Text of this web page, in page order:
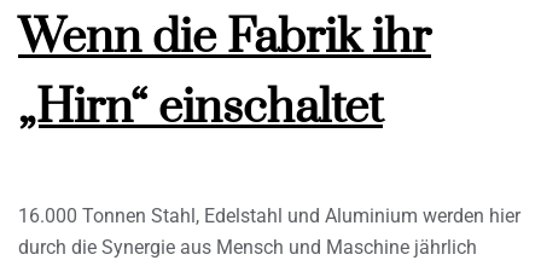
Wenn die Fabrik ihr
„Hirn“ einschaltet
16.000 Tonnen Stahl, Edelstahl und Aluminium werden hier
durch die Synergie aus Mensch und Maschine jährlich